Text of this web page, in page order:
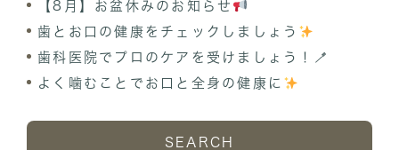
【8月】お盆休みのお知らせ
歯とお口の健康をチェックしましょう
歯科医院でプロのケアを受けましょう！🪥
よく噛むことでお口と全身の健康に
SEARCH